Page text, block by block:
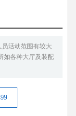
活动范围有较大
如各种大厅及装配